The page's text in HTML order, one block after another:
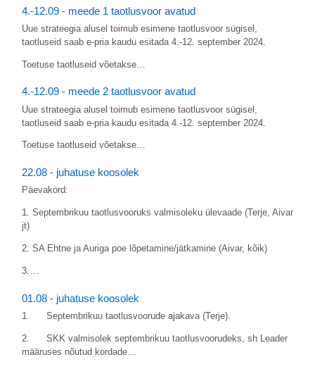
4.-12.09 - meede 1 taotlusvoor avatud
Uue strateegia alusel toimub esimene taotlusvoor sügisel,
taotluseid saab e-pria kaudu esitada 4.-12. september 2024.
Toetuse taotluseid võetakse…
4.-12.09 - meede 2 taotlusvoor avatud
Uue strateegia alusel toimub esimene taotlusvoor sügisel,
taotluseid saab e-pria kaudu esitada 4.-12. september 2024.
Toetuse taotluseid võetakse…
22.08 - juhatuse koosolek
Päevakord:
1. Septembrikuu taotlusvooruks valmisoleku ülevaade (Terje, Aivar
jt)
2. SA Ehtne ja Auriga poe lõpetamine/jätkamine (Aivar, kõik)
3.…
01.08 - juhatuse koosolek
1. Septembrikuu taotlusvoorude ajakava (Terje).
2. SKK valmisolek septembrikuu taotlusvoorudeks, sh Leader
määruses nõutud kordade…